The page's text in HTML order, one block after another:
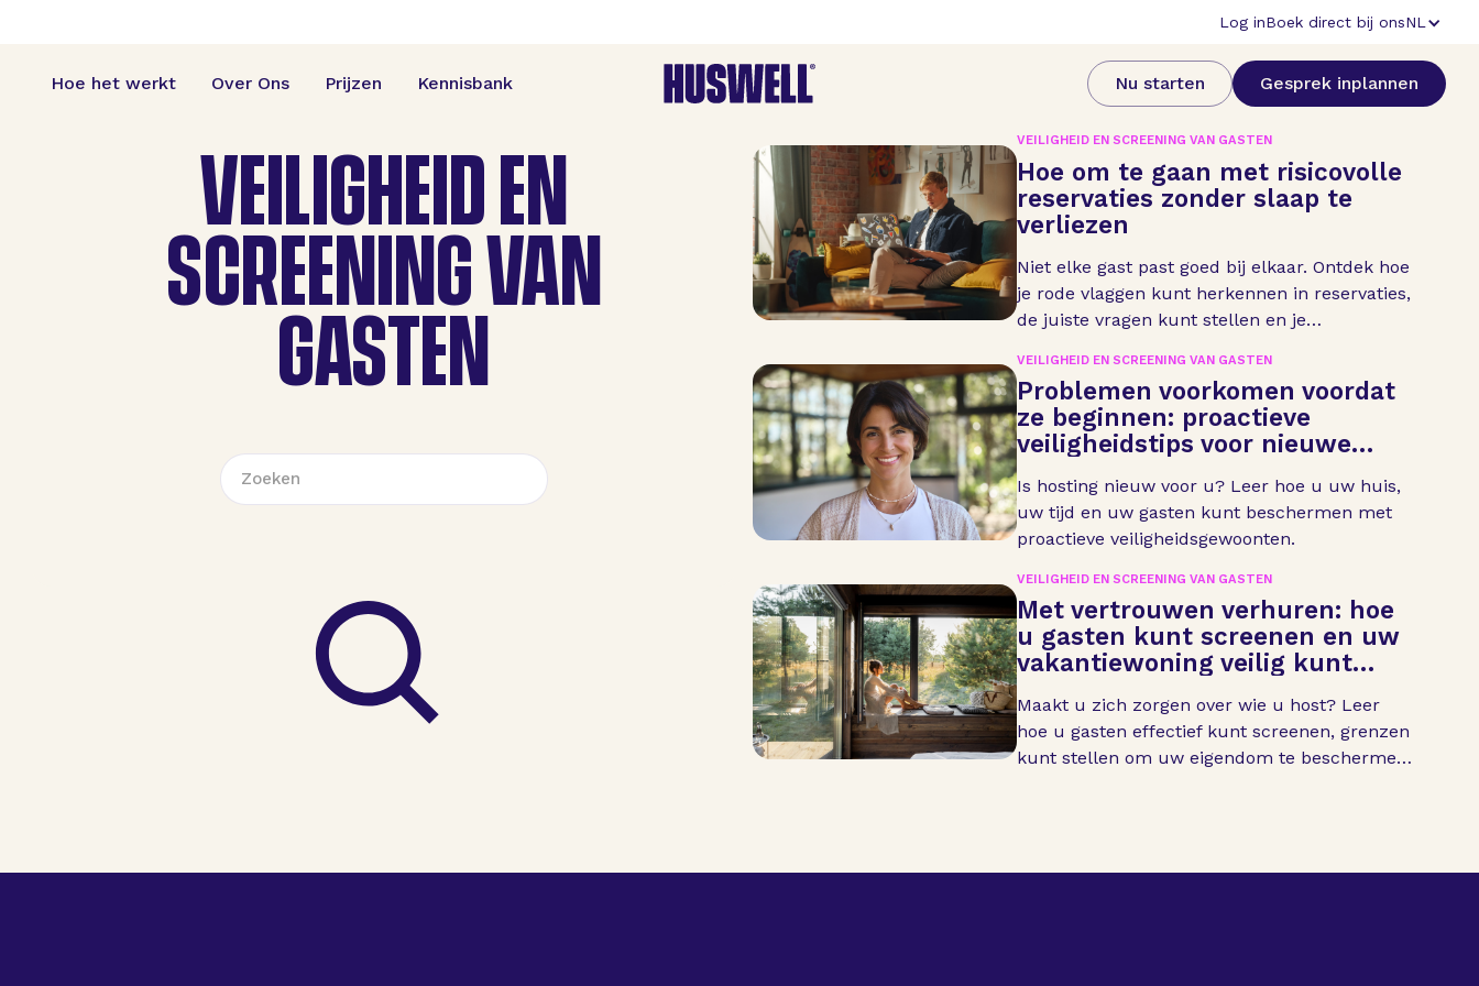
Log inBoek direct bij onsNL
Hoe het werkt Over Ons Prijzen Kennisbank Nu starten Gesprek inplannen
VEILIGHEID EN
SCREENING VAN
GASTEN
VEILIGHEID EN SCREENING VAN GASTEN
Hoe om te gaan met risicovolle
reservaties zonder slaap te
verliezen
Niet elke gast past goed bij elkaar. Ontdek hoe
je rode vlaggen kunt herkennen in reservaties,
de juiste vragen kunt stellen en je
geweldige gasten af te wijzen.
VEILIGHEID EN SCREENING VAN GASTEN
Problemen voorkomen voordat
ze beginnen: proactieve
veiligheidstips voor nieuwe
verhuurders
Is hosting nieuw voor u? Leer hoe u uw huis,
uw tijd en uw gasten kunt beschermen met
proactieve veiligheidsgewoonten.
VEILIGHEID EN SCREENING VAN GASTEN
Met vertrouwen verhuren: hoe
u gasten kunt screenen en uw
vakantiewoning veilig kunt
houden
Maakt u zich zorgen over wie u host? Leer
hoe u gasten effectief kunt screenen, grenzen
kunt stellen om uw eigendom te beschermen